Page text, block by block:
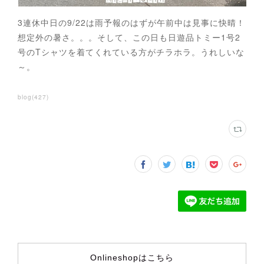
3連休中日の9/22は雨予報のはずが午前中は見事に快晴！
想定外の暑さ。。。そして、この日も日遊品トミー1号2
号のTシャツを着てくれている方がチラホラ。うれしいな
～。
blog (427)
Onlineshopはこちら